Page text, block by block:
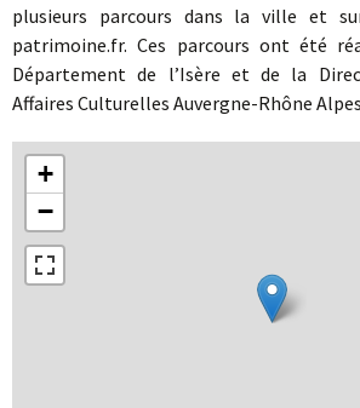
plusieurs parcours dans la ville et
patrimoine.fr. Ces parcours ont été
Département de l’Isère et de la
Affaires Culturelles Auvergne-Rhône
+
−